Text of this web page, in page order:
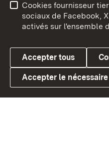
Link zum Landesportal
Conseils d'utilisation
Cookies
Cookies fournisseur
sociaux de Facebook,
activés sur l'ensemble
Accepter tous
Accepter le nécessaire